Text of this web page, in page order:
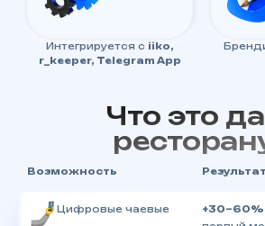
Интегрируется с iiko,
r_keeper, Telegram App
Что это
Возможность Результат
Цифровые чаевые +30–60%